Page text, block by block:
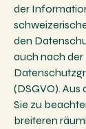
der
den
auch nach der
(DSGVO).
Sie zu
breiteren